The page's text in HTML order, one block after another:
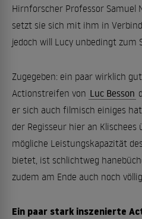
Hirnforscher Professor Samuel
setzt sie sich mit ihm in
jedoch will Lucy unbedingt zum
Zugegeben: ein paar wirklich
Actionstreifen von Luc Besson
er sich auch filmisch einiges
der Regisseur hier an
mögliche Leistungskapazität
bietet, ist schlichtweg
zudem am Ende auch noch
Ein paar stark inszenierte